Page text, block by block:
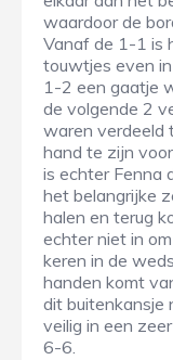
waardoor de
Vanaf de 1-1 is
touwtjes even
1-2 een gaatje
de volgende 2
waren verdeeld
hand te zijn
is echter Fenna
het belangrijke
halen en terug
echter niet in
keren in de
handen komt
dit buitenkansje
veilig in een
6-6.